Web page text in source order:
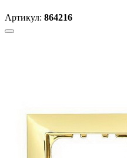
Артикул: 864216